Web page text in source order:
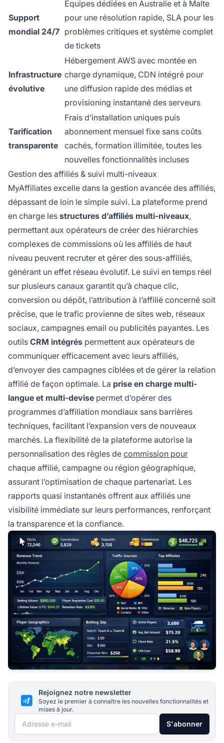
Support
mondial 24/7
Équipes dédiées en Australie et à Malte
pour une résolution rapide, SLA pour les
problèmes critiques et système complet
de tickets
Infrastructure
évolutive
Hébergement AWS avec montée en
charge dynamique, CDN intégré pour
une diffusion rapide des médias et
provisioning instantané des serveurs
Tarification
transparente
Frais d’installation uniques puis
abonnement mensuel fixe sans coûts
cachés, formation illimitée, toutes les
nouvelles fonctionnalités incluses
Gestion des affiliés & suivi multi-niveaux
MyAffiliates excelle dans la gestion avancée des affiliés,
dépassant de loin le simple suivi. La plateforme prend
en charge les structures d’affiliés multi-niveaux,
permettant aux opérateurs de créer des hiérarchies
complexes de commissions où les affiliés de haut
niveau peuvent recruter et gérer des sous-affiliés,
générant un effet réseau évolutif. Le suivi en temps réel
sur plusieurs canaux garantit qu’à chaque clic,
conversion ou dépôt, l’attribution à l’affilié concerné soit
précise, que le trafic provienne de sites web, réseaux
sociaux, campagnes email ou publicités payantes. Les
outils CRM intégrés permettent aux opérateurs de
communiquer efficacement avec leurs affiliés,
d’envoyer des campagnes ciblées et de gérer la relation
affilié de façon optimale. La prise en charge multi-
langue et multi-devise permet d’opérer des
programmes d’affiliation mondiaux sans barrières
techniques, facilitant l’expansion vers de nouveaux
marchés. La flexibilité de la plateforme autorise la
personnalisation des règles de commission pour
chaque affilié, campagne ou région géographique,
assurant l’optimisation de chaque partenariat. Les
rapports quasi instantanés offrent aux affiliés une
visibilité immédiate sur leurs performances, renforçant
la transparence et la confiance.
Rejoignez notre newsletter
Soyez le premier à connaître les nouvelles fonctionnalités et
mises à jour.
Adresse e-mail S'abonner